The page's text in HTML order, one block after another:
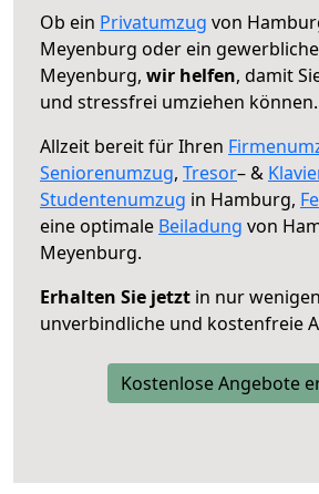
Ob ein Privatumzug von
Meyenburg oder ein
Meyenburg, wir helfen, damit
und stressfrei umziehen können.
Allzeit bereit für Ihren
Seniorenumzug, Tresor– &
Studentenumzug in Hamburg,
eine optimale Beiladung von
Meyenburg.
Erhalten Sie jetzt in nur
unverbindliche und kostenfreie
Kostenlose Angebote